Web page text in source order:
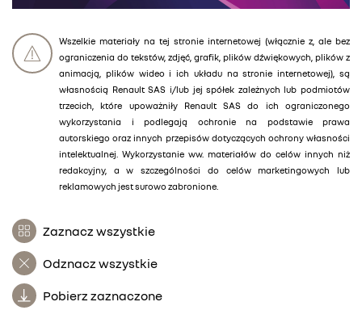
Wszelkie materiały na tej stronie internetowej (włącznie z, ale bez
ograniczenia do tekstów, zdjęć, grafik, plików dźwiękowych, plików z
animacją, plików wideo i ich układu na stronie internetowej), są
własnością Renault SAS i/lub jej spółek zależnych lub podmiotów
trzecich, które upoważniły Renault SAS do ich ograniczonego
wykorzystania i podlegają ochronie na podstawie prawa
autorskiego oraz innych przepisów dotyczących ochrony własności
intelektualnej. Wykorzystanie ww. materiałów do celów innych niż
redakcyjny, a w szczególności do celów marketingowych lub
reklamowych jest surowo zabronione.
Zaznacz wszystkie
Odznacz wszystkie
Pobierz zaznaczone